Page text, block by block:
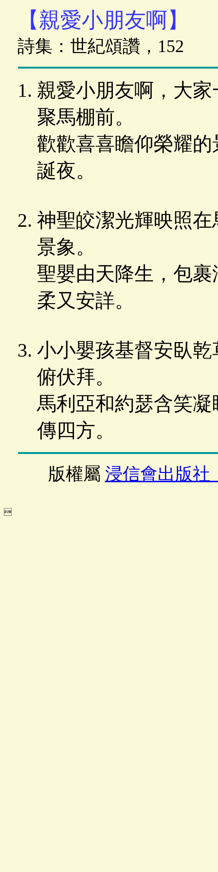
【親愛小朋友啊】
詩集：世紀頌讚，152
親愛小朋友啊，大
聚馬棚前。
歡歡喜喜瞻仰榮耀
誕夜。
神聖皎潔光輝映照
景象。
聖嬰由天降生，包
柔又安詳。
小小嬰孩基督安臥
俯伏拜。
馬利亞和約瑟含笑
傳四方。
版權屬 浸信會出版社
